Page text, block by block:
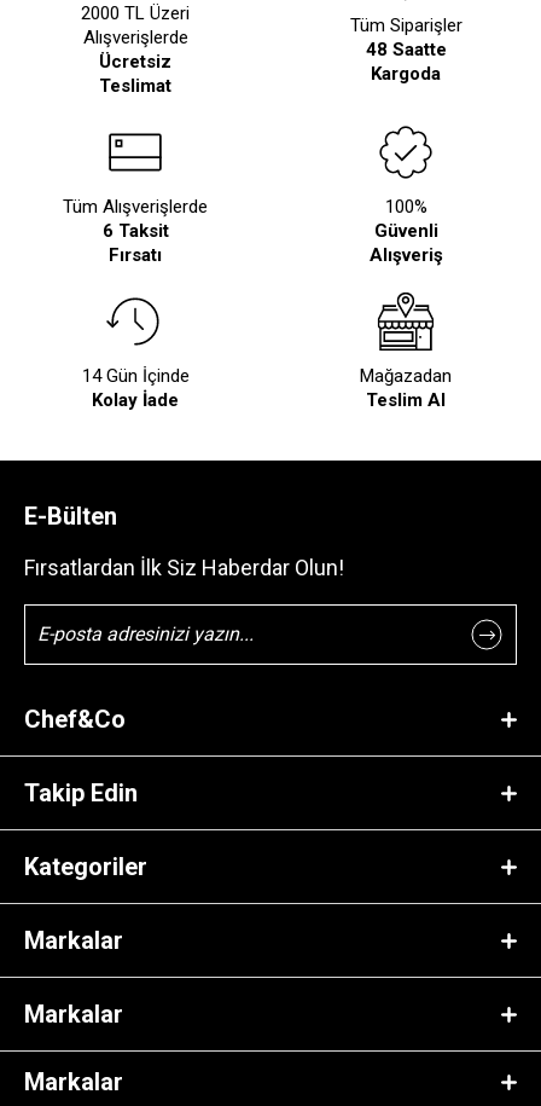
2000 TL Üzeri
Alışverişlerde
Ücretsiz
Teslimat
Tüm Siparişler
48 Saatte
Kargoda
Tüm Alışverişlerde
6 Taksit
Fırsatı
100%
Güvenli
Alışveriş
14 Gün İçinde
Kolay İade
Mağazadan
Teslim Al
E-Bülten
Fırsatlardan İlk Siz Haberdar Olun!
Chef&Co
Takip Edin
Kategoriler
Markalar
Markalar
Markalar